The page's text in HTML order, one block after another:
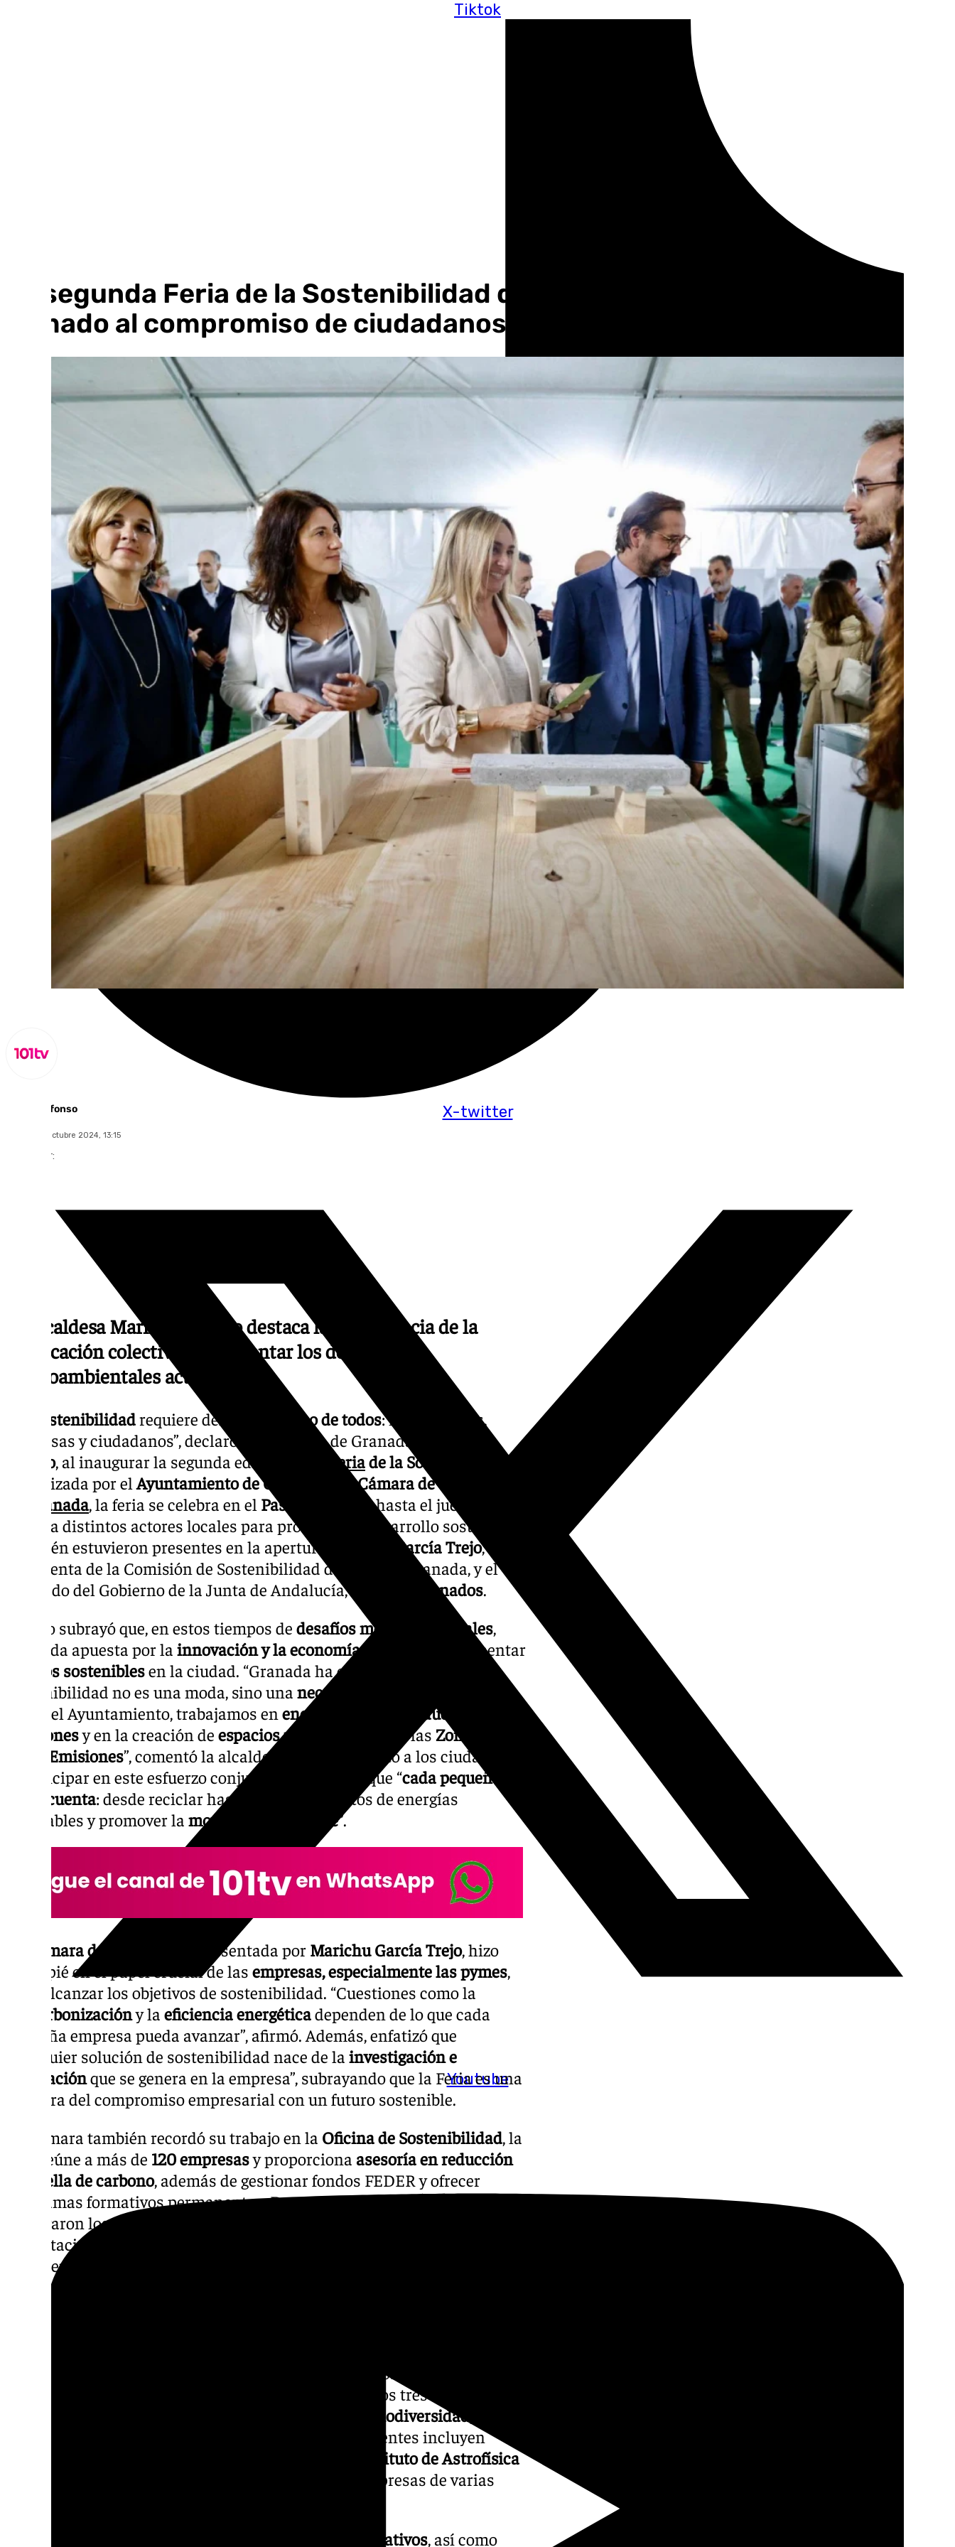
Tiktok
X-twitter
Youtube
La segunda Feria de la Sostenibilidad de Granada arranca con un
llamado al compromiso de ciudadanos, empresas e instituciones
Miguel Alfonso
martes, 15 octubre 2024, 13:15
Compartir:
La alcaldesa Marifrán Carazo destaca la importancia de la
implicación colectiva para afrontar los desafíos
medioambientales actuales
sostenibilidadrequiere del compromiso de todos: instituciones,
empresas y ciudadanos”, declaró la alcaldesa de Granada,
Carazo, al inaugurar la segunda edición de la Feriade la Sostenibilidad
Organizada por el Ayuntamiento de Granada y laCámara de Comercio
Granada, la feria se celebra en el Paseo del Salónhasta el jueves, y
reúne a distintos actores locales para promover el desarrollo sostenible.
También estuvieron presentes en la apertura
Marichu García Trejo,
presidenta de la Comisión de Sostenibilidad de Cámara Granada, y el
delegado del Gobierno de la Junta de Andalucía, Antonio Granados.
Carazo subrayó que, en estos tiempos de desafíos medioambientales,
Granada apuesta por la innovación y la economía circular
para fomentar
hábitos sosteniblesen la ciudad. “Granada ha entendido que la
sostenibilidad no es una moda, sino una necesidad ineludible
desde el Ayuntamiento, trabajamos en energías limpias
reducción de
emisionesy en la creación de espacios más verdes como las Zonas de
Bajas Emisiones”, comentó la alcaldesa. Además, invitó a los ciudadanos
a participar en este esfuerzo conjunto, destacando que “cada pequeño
gesto cuenta: desde reciclar hasta apoyar proyectos de energías
renovables y promover la movilidad sostenible”.
La Cámara de Comercio , representada por Marichu García Trejo, hizo
hincapié en el papel crucial de las empresas, especialmente las pymes,
para alcanzar los objetivos de sostenibilidad. “Cuestiones como la
descarbonizacióny la eficiencia energéticadependen de lo que cada
pequeña empresa pueda avanzar”, afirmó. Además, enfatizó que
“cualquier solución de sostenibilidad nace de la investigación e
innovación que se genera en la empresa”, subrayando que la Feria es una
muestra del compromiso empresarial con un futuro sostenible.
La Cámara también recordó su trabajo en la Oficina de Sostenibilidad, la
cual reúne a más de 120 empresasy proporciona asesoría en reducción
de huella de carbono, además de gestionar fondos FEDER y ofrecer
programas formativos permanentes. Durante la inauguración, se
entregaron los primeros
acreditación ambiental que reconoce a empresas y organismos que
cumplen indicadores medioambientales internacionales.
que destacan productos y servicios enfocados en la sostenibilidad,
. A lo largo de los tres días, se
biodiversidad
. Los ponentes incluyen
Instituto de Astrofísica
, y miembros de administraciones y empresas de varias
talleres prácticos y divulgativos, así como